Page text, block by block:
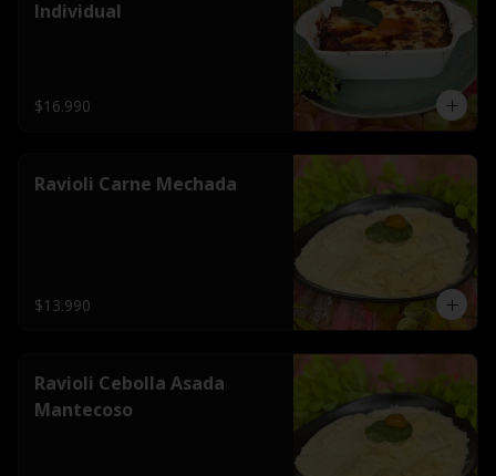
Individual
$16.990
Ravioli Carne Mechada
$13.990
Ravioli Cebolla Asada
Mantecoso